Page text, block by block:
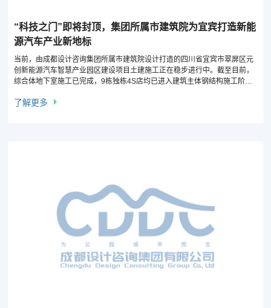
“科技之门”即将封顶，集团所属市建筑院为宜宾打造新能
源汽车产业新地标
当前，由成都设计咨询集团所属市建筑院设计打造的四川省宜宾市翠屏区元
创新能源汽车智慧产业园区建设项目土建施工正在稳步进行中。截至目前，
综合体地下室施工已完成，9栋独栋4S店均已进入建筑主体钢结构施工阶
了解更多